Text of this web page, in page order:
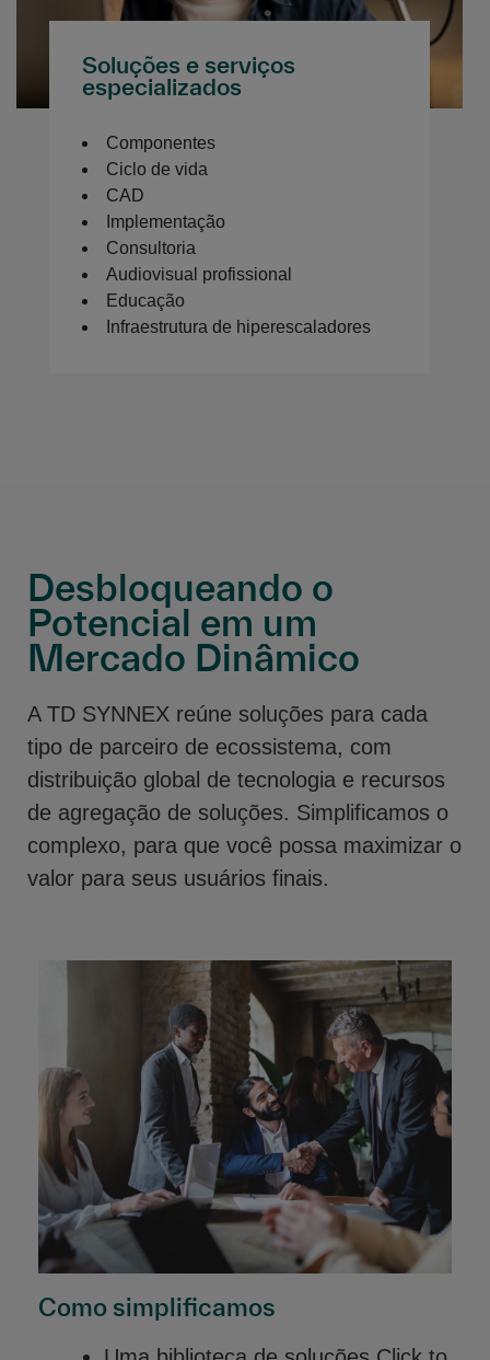
Soluções e serviços
especializados
Componentes
Ciclo de vida
CAD
Implementação
Consultoria
Audiovisual profissional
Educação
Infraestrutura de hiperescaladores
Desbloqueando o
Potencial em um
Mercado Dinâmico
A TD SYNNEX reúne soluções para cada
tipo de parceiro de ecossistema, com
distribuição global de tecnologia e recursos
de agregação de soluções. Simplificamos o
complexo, para que você possa maximizar o
valor para seus usuários finais.
Como simplificamos